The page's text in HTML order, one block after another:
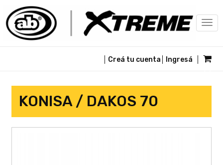
Creá tu cuenta Ingresá
KONISA / DAKOS 70